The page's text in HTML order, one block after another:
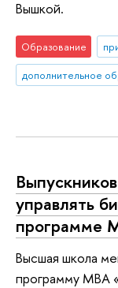
Вышкой.
Образование
дополнительное
управлять
программе
Высшая школа
программу МВА